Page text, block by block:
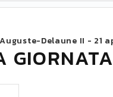
Delaune II - 21